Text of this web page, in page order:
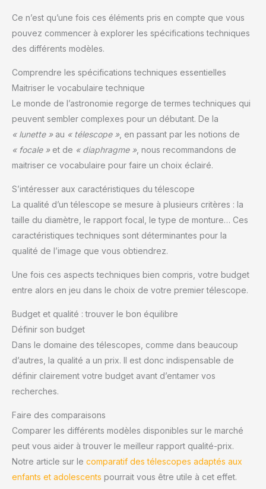
Ce n’est qu’une fois ces éléments pris en compte que vous
pouvez commencer à explorer les spécifications techniques
des différents modèles.
Comprendre les spécifications techniques essentielles
Maitriser le vocabulaire technique
Le monde de l’astronomie regorge de termes techniques qui
peuvent sembler complexes pour un débutant. De la
« lunette »au « télescope », en passant par les notions de
« focale »et de « diaphragme », nous recommandons de
maitriser ce vocabulaire pour faire un choix éclairé.
S’intéresser aux caractéristiques du télescope
La qualité d’un télescope se mesure à plusieurs critères : la
taille du diamètre, le rapport focal, le type de monture… Ces
caractéristiques techniques sont déterminantes pour la
qualité de l’image que vous obtiendrez.
Une fois ces aspects techniques bien compris, votre budget
entre alors en jeu dans le choix de votre premier télescope.
Budget et qualité : trouver le bon équilibre
Définir son budget
Dans le domaine des télescopes, comme dans beaucoup
d’autres, la qualité a un prix. Il est donc indispensable de
définir clairement votre budget avant d’entamer vos
recherches.
Faire des comparaisons
Comparer les différents modèles disponibles sur le marché
peut vous aider à trouver le meilleur rapport qualité-prix.
Notre article sur le comparatif des télescopes adaptés aux
enfants et adolescents pourrait vous être utile à cet effet.